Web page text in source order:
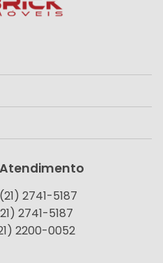
2741-5187
2741-5187
2200-0052